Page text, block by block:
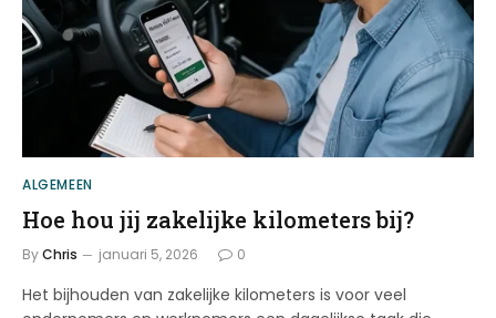
ALGEMEEN
Hoe hou jij zakelijke kilometers bij?
ByChris januari 5, 2026 0
Het bijhouden van zakelijke kilometers is voor veel